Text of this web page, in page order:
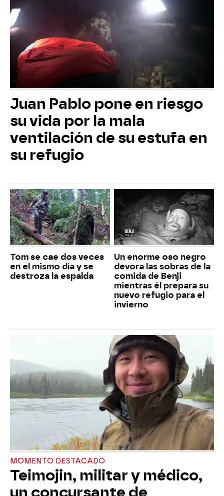
Juan Pablo pone en riesgo
su vida por la mala
ventilación de su estufa en
su refugio
Tom se cae dos veces
en el mismo día y se
destroza la espalda
Un enorme oso negro
devora las sobras de la
comida de Benji
mientras él prepara su
nuevo refugio para el
invierno
MOMENTO DESTACADO
Teimojin, militar y médico,
un concursante de